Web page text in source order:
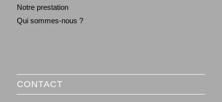
Notre prestation
Qui sommes-nous ?
CONTACT